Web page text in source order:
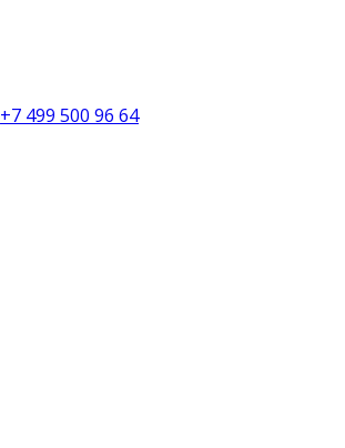
+7 499 500 96 64